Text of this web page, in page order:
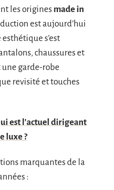
les origines made in
est aujourd’hui
s’est
chaussures et
une garde-robe
revisité et touches
est l'actuel dirigeant
luxe ?
marquantes de la
: